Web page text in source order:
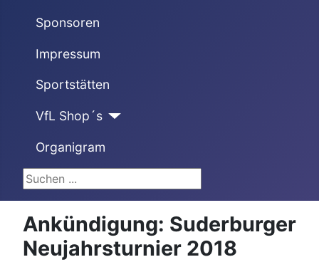
Sponsoren
Impressum
Sportstätten
VfL Shop´s
Organigram
Suchen ...
Ankündigung: Suderburger
Neujahrsturnier 2018